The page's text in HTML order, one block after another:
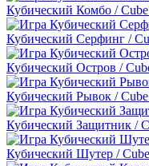
Кубический Комбо /
Кубический Серфинг /
Кубический Остров /
Кубический Рывок / Cube
Кубический Защитник /
Кубический Шутер /